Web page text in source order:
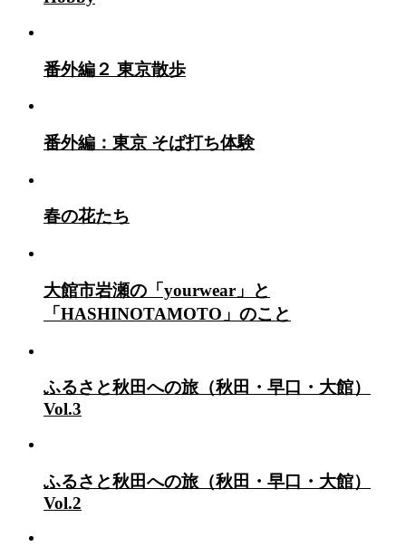
番外編２ 東京散歩
番外編：東京 そば打ち体験
春の花たち
大館市岩瀬の「yourwear」と
「HASHINOTAMOTO」のこと
ふるさと秋田への旅（秋田・早口・大館）
Vol.3
ふるさと秋田への旅（秋田・早口・大館）
Vol.2